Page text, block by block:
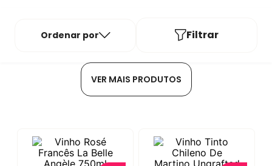
Ordenar por Filtrar